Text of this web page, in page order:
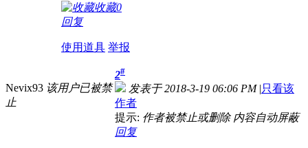
收藏0
回复
使用道具 举报
Nevix93 该用户已被禁
止
2#
发表于 2018-3-19 06:06 PM |只看该
作者
提示: 作者被禁止或删除 内容自动屏蔽
回复